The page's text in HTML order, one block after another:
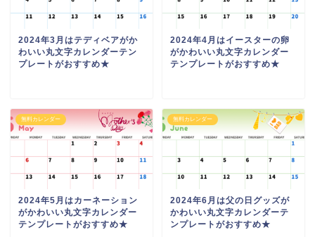
2024年3月はテディベアがか
わいい丸文字カレンダーテン
プレートがおすすめ★
2024年4月はイースターの卵
がかわいい丸文字カレンダー
テンプレートがおすすめ★
無料カレンダー
2024年5月はカーネーション
がかわいい丸文字カレンダー
テンプレートがおすすめ★
無料カレンダー
2024年6月は父の日グッズが
かわいい丸文字カレンダーテ
ンプレートがおすすめ★